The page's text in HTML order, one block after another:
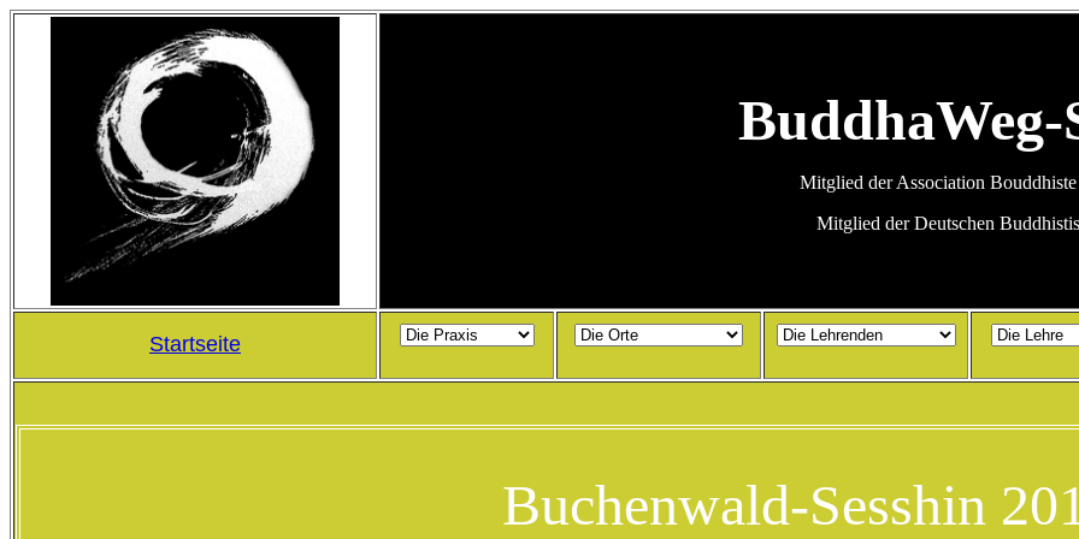
BuddhaWeg-
Mitglied der Association
Mitglied der Deutschen
Startseite
Buchenwald-Sesshin